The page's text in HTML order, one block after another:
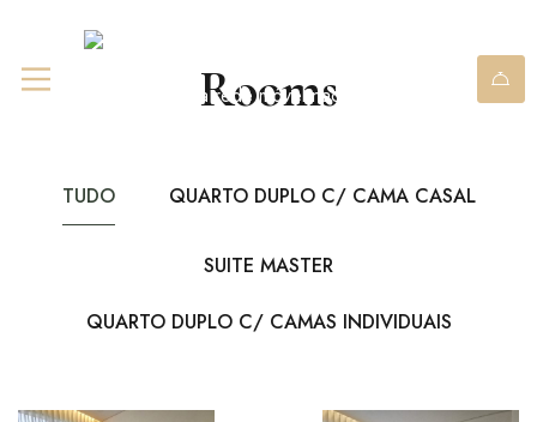
para rede móvel nacional)
Rooms
TUDO QUARTO DUPLO C/ CAMA CASAL
SUITE MASTER
QUARTO DUPLO C/ CAMAS INDIVIDUAIS